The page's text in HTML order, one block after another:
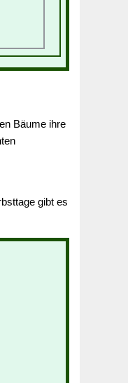
Bäume ihre
gibt es